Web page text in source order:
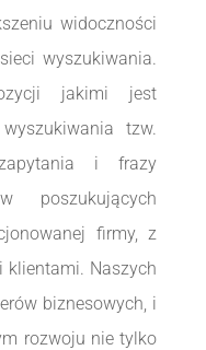
widoczności
wyszukiwania.
jakimi jest
tzw.
i frazy
poszukujących
firmy, z
klientami. Naszych
biznesowych, i
rozwoju nie tylko